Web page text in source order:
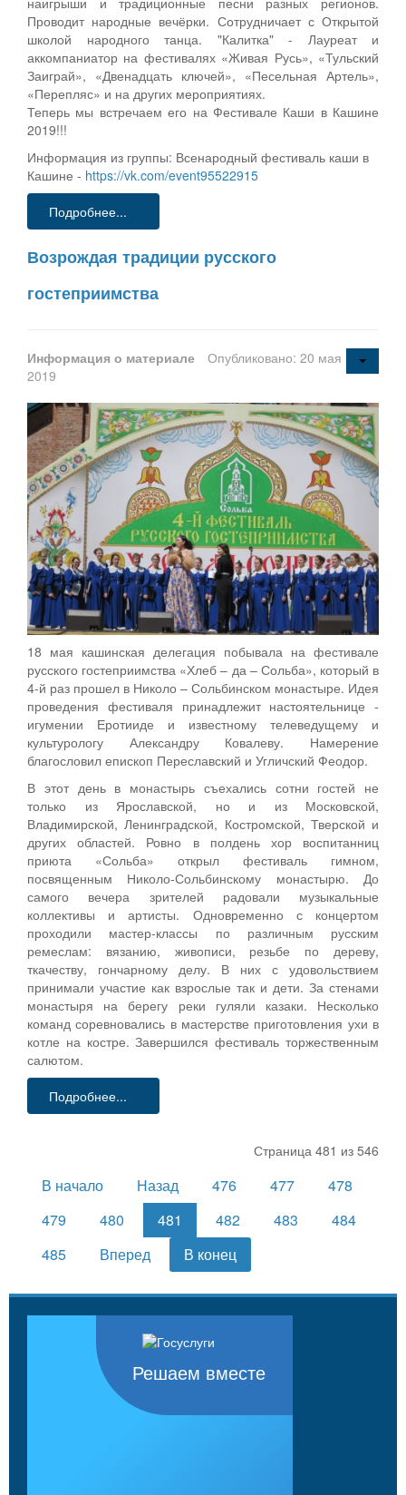
Проводит народные вечёрки. Сотрудничает с Открытой
школой народного танца. "Калитка" - Лауреат и
аккомпаниатор на фестивалях «Живая Русь», «Тульский
Заиграй», «Двенадцать ключей», «Песельная Артель»,
«Перепляс» и на других мероприятиях.
Теперь мы встречаем его на Фестивале Каши в Кашине
2019!!!
Информация из группы: Всенародный фестиваль каши в
Кашине - https://vk.com/event95522915
Подробнее...
Возрождая традиции русского
гостеприимства
Информация о материале
Опубликовано: 20 мая
2019
18 мая кашинская делегация побывала на фестивале
русского гостеприимства «Хлеб – да – Сольба», который в
4-й раз прошел в Николо – Сольбинском монастыре. Идея
проведения фестиваля принадлежит настоятельнице -
игумении Еротииде и известному телеведущему и
культурологу Александру Ковалеву. Намерение
благословил епископ Переславский и Угличский Феодор.
В этот день в монастырь съехались сотни гостей не
только из Ярославской, но и из Московской,
Владимирской, Ленинградской, Костромской, Тверской и
других областей. Ровно в полдень хор воспитанниц
приюта «Сольба» открыл фестиваль гимном,
посвященным Николо-Сольбинскому монастырю. До
самого вечера зрителей радовали музыкальные
коллективы и артисты. Одновременно с концертом
проходили мастер-классы по различным русским
ремеслам: вязанию, живописи, резьбе по дереву,
ткачеству, гончарному делу. В них с удовольствием
принимали участие как взрослые так и дети. За стенами
монастыря на берегу реки гуляли казаки. Несколько
команд соревновались в мастерстве приготовления ухи в
котле на костре. Завершился фестиваль торжественным
салютом.
Подробнее...
Страница 481 из 546
В начало Назад 476 477
478
479
480 481 482 483
484
485
Вперед В конец
Решаем вместе